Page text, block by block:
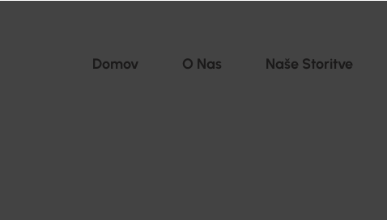
Domov O Nas Naše Storitve